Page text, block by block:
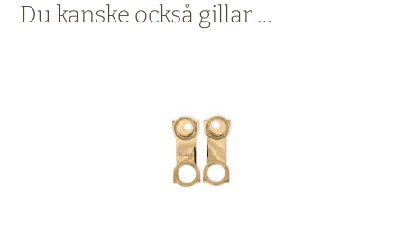
Du kanske också gillar …